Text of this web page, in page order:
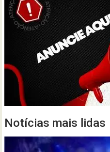
Notícias mais lidas